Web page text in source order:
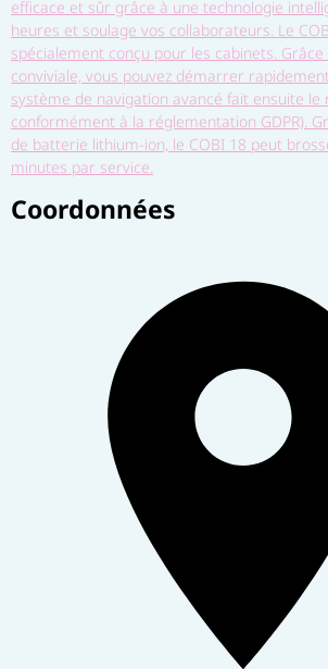
efficace et sûr grâce à une technologie
heures et soulage vos collaborateurs. Le
spécialement conçu pour les cabinets.
conviviale, vous pouvez démarrer
système de navigation avancé fait ensuite le
conformément à la réglementation GDPR).
de batterie lithium-ion, le COBI 18 peut
minutes par service.
Coordonnées